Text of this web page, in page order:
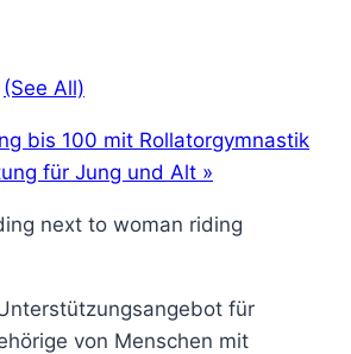
(See All)
bis 100 mit Rollatorgymnastik
für Jung und Alt »
für
von Menschen mit